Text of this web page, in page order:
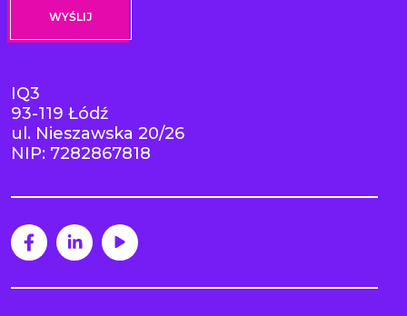
IQ3
93-119 Łódź
ul. Nieszawska 20/26
NIP: 7282867818